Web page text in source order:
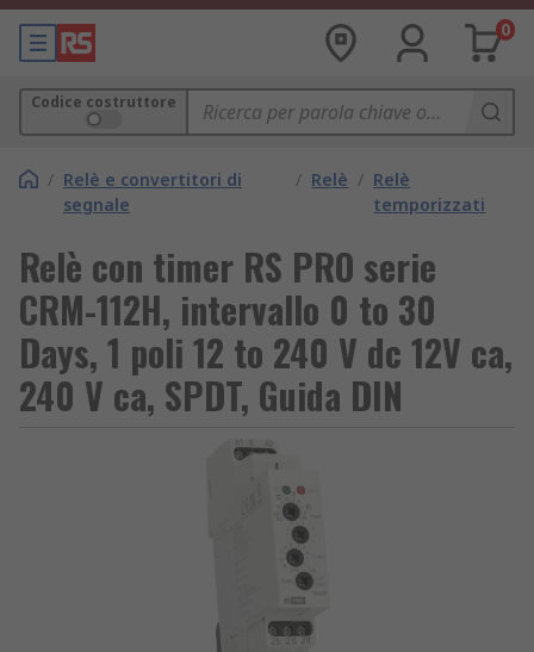
0
Codice costruttore
/ Relè e convertitori di
segnale
/ Relè / Relè
temporizzati
Relè con timer RS PRO serie
CRM-112H, intervallo 0 to 30
Days, 1 poli 12 to 240 V dc 12V ca,
240 V ca, SPDT, Guida DIN